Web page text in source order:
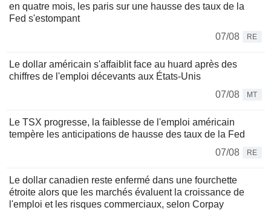
en quatre mois, les paris sur une hausse des taux de la
Fed s'estompant
07/08
RE
Le dollar américain s'affaiblit face au huard après des
chiffres de l'emploi décevants aux États-Unis
07/08
MT
Le TSX progresse, la faiblesse de l'emploi américain
tempère les anticipations de hausse des taux de la Fed
07/08
RE
Le dollar canadien reste enfermé dans une fourchette
étroite alors que les marchés évaluent la croissance de
l'emploi et les risques commerciaux, selon Corpay